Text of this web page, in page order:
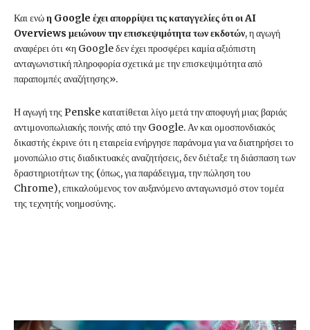
Και ενώη Google έχει απορρίψει τις καταγγελίες ότι οι AI
Overviews μειώνουν την επισκεψιμότητα των εκδοτών, η αγωγή
αναφέρει ότι «η Google δεν έχει προσφέρει καμία αξιόπιστη
ανταγωνιστική πληροφορία σχετικά με την επισκεψιμότητα από
παραπομπές αναζήτησης».
Η αγωγή της Penske κατατίθεται λίγο μετά την αποφυγή μιας βαριάς
αντιμονοπωλιακής ποινής από την Google. Αν και ομοσπονδιακός
δικαστής έκρινε ότι η εταιρεία ενήργησε παράνομα για να διατηρήσει το
μονοπώλιο στις διαδικτυακές αναζητήσεις, δεν διέταξε τη διάσπαση των
δραστηριοτήτων της (όπως, για παράδειγμα, την πώληση του
Chrome), επικαλούμενος τον αυξανόμενο ανταγωνισμό στον τομέα
της τεχνητής νοημοσύνης.